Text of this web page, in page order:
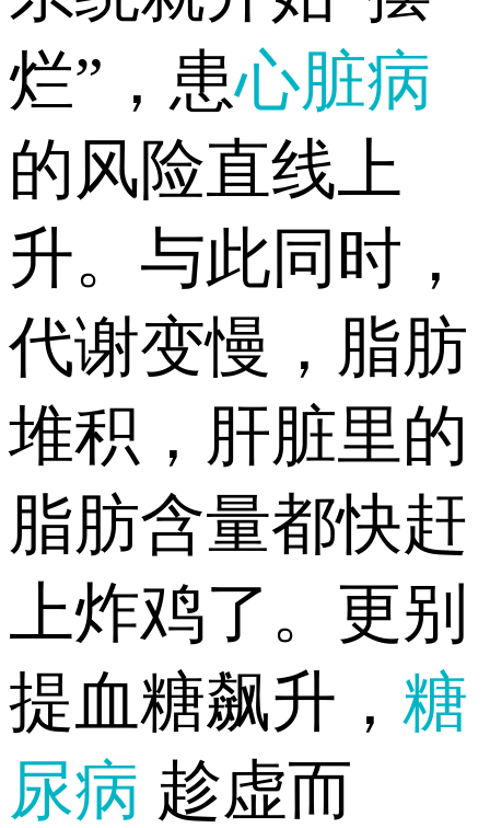
烂”，患心脏病
的风险直线上
升。与此同时，
代谢变慢，脂肪
堆积，肝脏里的
脂肪含量都快赶
上炸鸡了。更别
提血糖飙升， 糖
尿病 趁虚而